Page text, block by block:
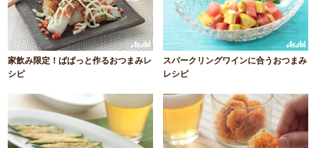
家飲み限定！ぱぱっと作るおつまみレ
シピ
スパークリングワインに合うおつまみ
レシピ